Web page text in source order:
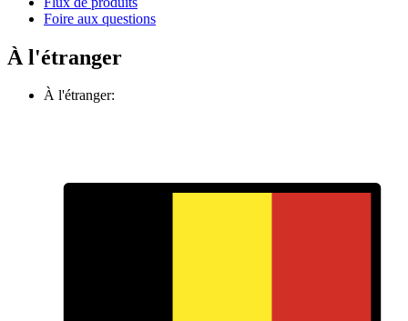
Foire aux questions
À l'étranger
À l'étranger: